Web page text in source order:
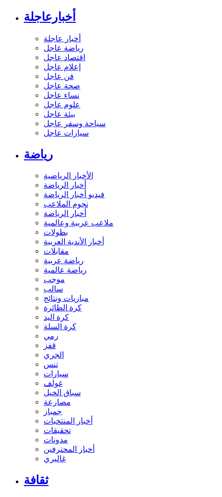
أخبارعاجلة
أخبار عاجلة
رياضة عاجل
اقتصاد عاجل
إعلام عاجل
فن عاجل
صحة عاجل
نساء عاجل
علوم عاجل
بيئة عاجل
سياحة وسفر عاجل
سيارات عاجل
رياضة
الأخبار الرياضية
أخبار الرياضة
فيديو أخبار الرياضة
نجوم الملاعب
أخبار الرياضة
ملاعب عربية وعالمية
بطولات
أخبار الأندية العربية
مقابلات
رياضة عربية
رياضة عالمية
موجب
سالب
مباريات ونتائج
كرة الطائرة
كرة اليد
كرة السلة
رمي
قفز
الجري
تنس
سيارات
غولف
سباق الخيل
مصارعة
جمباز
أخبار المنتخبات
تحقيقات
مدونات
أخبار المحترفين
غاليري
ثقافة